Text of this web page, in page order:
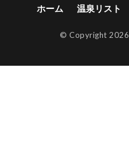
ホーム 温泉リスト
© Copyright 2026